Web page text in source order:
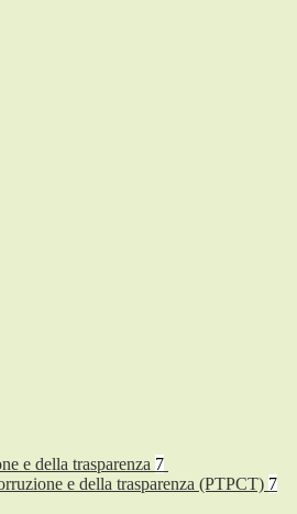
e della trasparenza 7
e della trasparenza (PTPCT) 7